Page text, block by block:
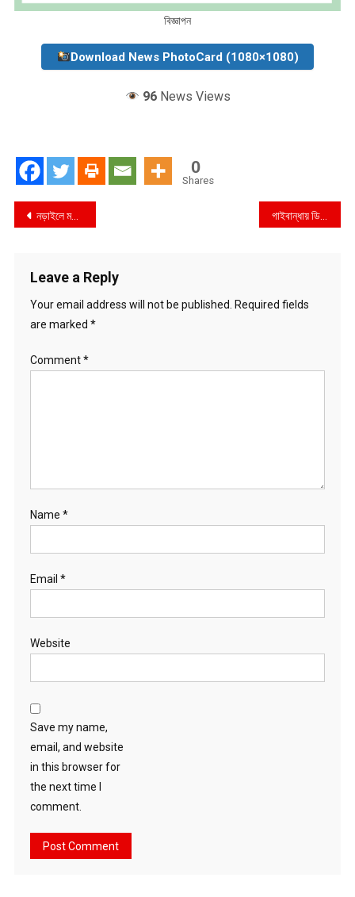
বিজ্ঞাপন
Download News PhotoCard (1080×1080)
96News Views
0
Shares
Post
নড়াইলে মহিলা কাউন্সিলরের অপকাণ্ডের বিরুদ্ধে এলাকাবাসীর মানববন্ধন গাইবান্ধায় ডিএনসি’র মাদক বিরোধী অভিযানে বিপুল পরিমাণ নেশা জাতীয় ইঞ্জেকশন ও ট্যাবলেট সহ ৩ জন গ্রেফতার
Leave a Reply
Your email address will not be published. Required fields
are marked *
Comment*
Name *
Email *
Website
Save my name,
email, and website
in this browser for
the next time I
comment.